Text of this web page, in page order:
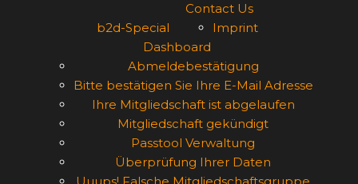
b2d-Special
Contact Us
Imprint
Dashboard
Abmeldebestätigung
Bitte bestätigen Sie Ihre E-Mail Adresse
Ihre Mitgliedschaft ist abgelaufen
Mitgliedschaft gekündigt
Passtool Verwaltung
Überprüfung Ihrer Daten